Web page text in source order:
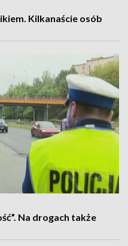
Kilkanaście osób
Na drogach także